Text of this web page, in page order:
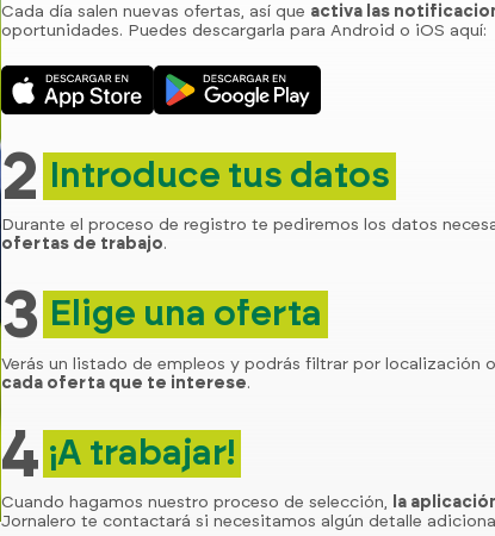
Cada día salen nuevas ofertas, así que activa las
oportunidades. Puedes descargarla para Android o iOS aquí:
2 Introduce tus datos
Durante el proceso de registro te pediremos los datos
ofertas de trabajo.
3 Elige una oferta
Verás un listado de empleos y podrás filtrar por localización
cada oferta que te interese.
4 ¡A trabajar!
Cuando hagamos nuestro proceso de selección, la
Jornalero te contactará si necesitamos algún detalle